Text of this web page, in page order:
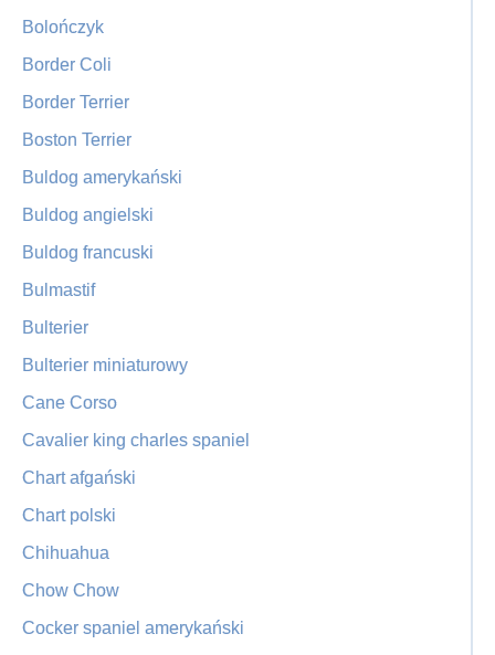
Bolończyk
Border Coli
Border Terrier
Boston Terrier
Buldog amerykański
Buldog angielski
Buldog francuski
Bulmastif
Bulterier
Bulterier miniaturowy
Cane Corso
Cavalier king charles spaniel
Chart afgański
Chart polski
Chihuahua
Chow Chow
Cocker spaniel amerykański